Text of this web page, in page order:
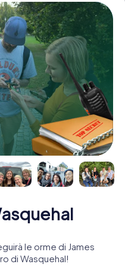
le orme di James
di Wasquehal!